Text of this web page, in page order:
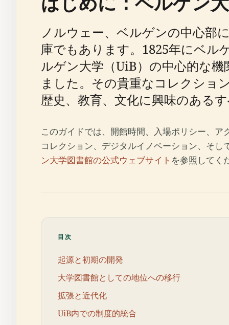
ノルウェー、ベルゲンの中心部
庫でもあります。1825年にベル
ルゲン大学（UiB）の中心的な
ました。その貴重なコレクショ
歴史、教育、文化に興味のある
このガイドでは、開館時間、入場ポリシー、
コレクション、デジタルイノベーション、そ
ン大学図書館の公式ウェブサイト を参照してく
目次
起源と初期の開発
大学図書館としての地位への移行
拡張と近代化
UiB内での制度的統合